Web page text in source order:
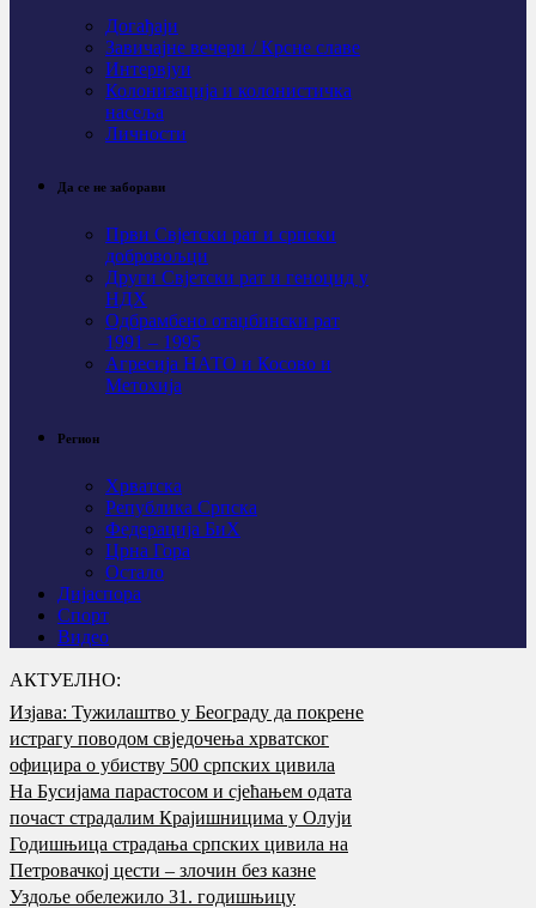
Догађаји
Завичајне вечери / Крсне славе
Интервјуи
Колонизација и колонистичка
насеља
Личности
Да се не заборави
Први Свјeтски рат и српски
добровољци
Други Свјетски рат и геноцид у
НДХ
Одбрамбено отаџбински рат
1991 – 1995
Агресија НАТО и Косово и
Метохија
Регион
Хрватска
Република Српска
Федерација БиХ
Црна Гора
Остало
Дијаспора
Спорт
Видео
АКТУЕЛНО:
Изјава: Тужилаштво у Београду да покрене
истрагу поводом свједочења хрватског
официра о убиству 500 српских цивила
На Бусијама парастосом и сјећањем одата
почаст страдалим Крајишницима у Олуји
Годишњица страдања српских цивила на
Петровачкој цести – злочин без казне
Уздоље обележило 31. годишњицу